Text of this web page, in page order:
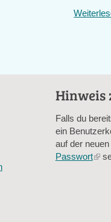
Sie ein menschlicher
Hinweis
Falls du
ein
auf der
Passwort(link